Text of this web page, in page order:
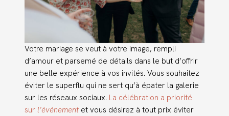
Votre mariage se veut à votre image, rempli
d’amour et parsemé de détails dans le but d’offrir
une belle expérience à vos invités. Vous souhaitez
éviter le superflu qui ne sert qu’à épater la galerie
sur les réseaux sociaux. La célébration a priorité
sur l’événement et vous désirez à tout prix éviter